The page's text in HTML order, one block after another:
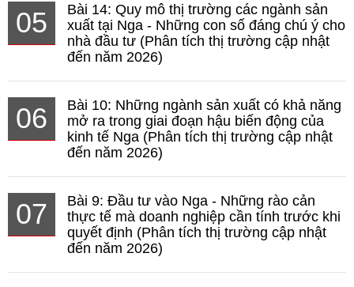
05
Bài 14: Quy mô thị trường các ngành sản
xuất tại Nga - Những con số đáng chú ý cho
nhà đầu tư (Phân tích thị trường cập nhật
đến năm 2026)
06
Bài 10: Những ngành sản xuất có khả năng
mở ra trong giai đoạn hậu biến động của
kinh tế Nga (Phân tích thị trường cập nhật
đến năm 2026)
07
Bài 9: Đầu tư vào Nga - Những rào cản
thực tế mà doanh nghiệp cần tính trước khi
quyết định (Phân tích thị trường cập nhật
đến năm 2026)